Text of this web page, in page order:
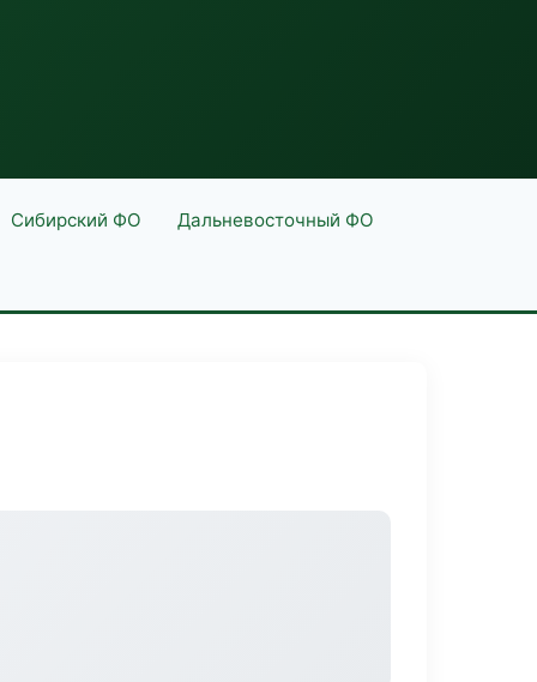
Сибирский ФО Дальневосточный ФО